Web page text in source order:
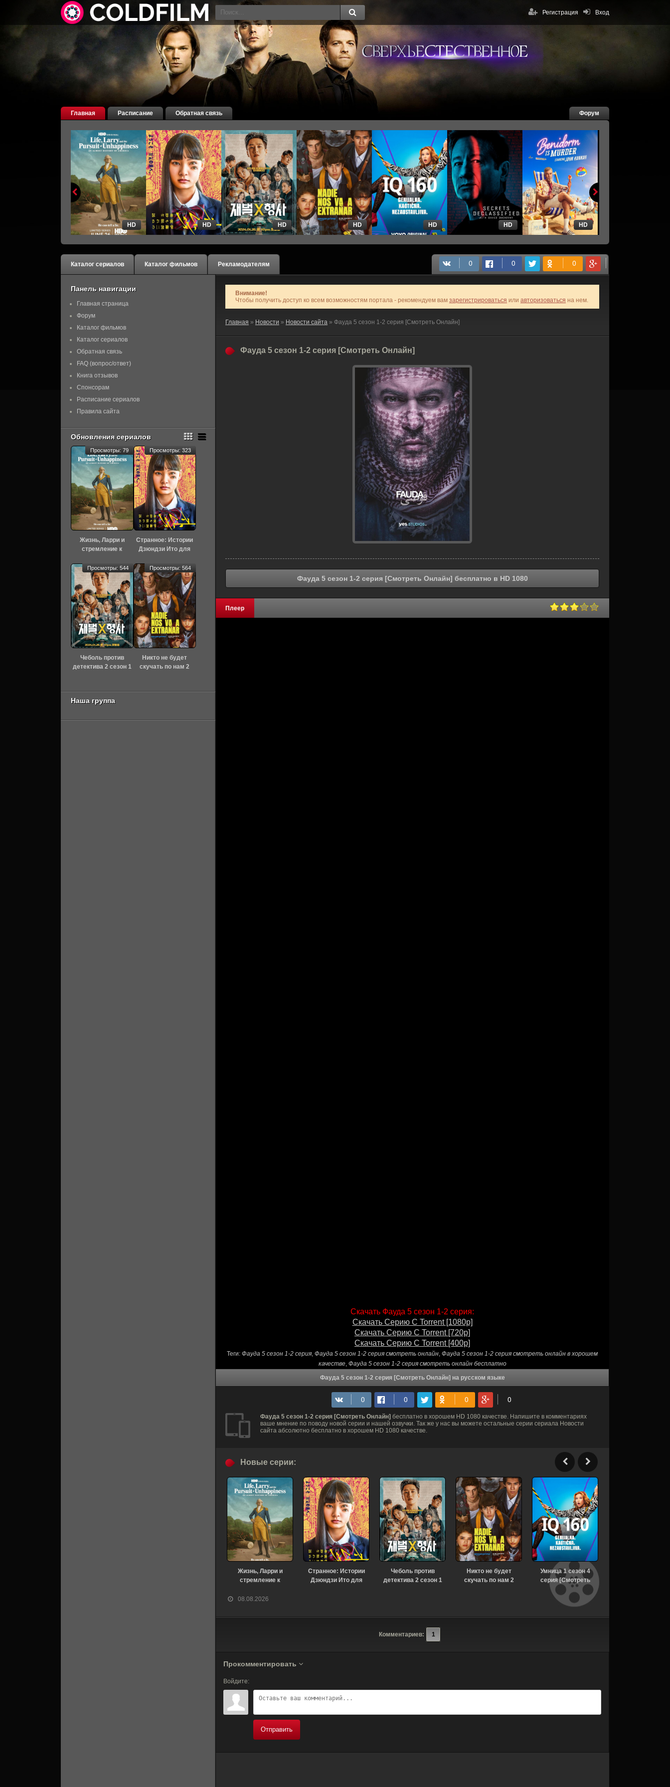
Вход
Регистрация
Главная Расписание Обратная связь Форум
HD HD HD HD HD HD HD
Каталог сериалов Каталог фильмов Рекламодателям
Внимание!
Чтобы получить доступ ко всем возможностям портала - рекомендуем вам зарегистрироваться или авторизоваться на нем.
Главная » Новости » Новости сайта » Фауда 5 сезон 1-2 серия [Смотреть Онлайн]
Фауда 5 сезон 1-2 серия [Смотреть Онлайн]
Фауда 5 сезон 1-2 серия [Смотреть Онлайн] бесплатно в HD 1080
Плеер
Скачать Фауда 5 сезон 1-2 серия:
Скачать Серию С Torrent [1080p]
Скачать Серию С Torrent [720p]
Скачать Серию С Torrent [400p]
Теги: Фауда 5 сезон 1-2 серия, Фауда 5 сезон 1-2 серия смотреть онлайн, Фауда 5 сезон 1-2 серия смотреть онлайн в хорошем
качестве, Фауда 5 сезон 1-2 серия смотреть онлайн бесплатно
Фауда 5 сезон 1-2 серия [Смотреть Онлайн] на русском языке
Фауда 5 сезон 1-2 серия [Смотреть Онлайн] бесплатно в хорошем HD 1080 качестве. Напишите в комментариях
ваше мнение по поводу новой серии и нашей озвучки. Так же у нас вы можете остальные серии сериала Новости
сайта абсолютно бесплатно в хорошем HD 1080 качестве.
08.08.2026
Новые серии:
Жизнь, Ларри и
стремление к
история Америки 1
[Смотреть Онлайн]
Странное: Истории
Дзюндзи Ито для
Чеболь против
детектива 2 сезон 1
Никто не будет
скучать по нам 2
Умница 1 сезон 4
серия [Смотреть
Онлайн]
Комментариев: 1
Прокомментировать
Войдите:
Отправить
Панель навигации
Главная страница
Форум
Каталог фильмов
Каталог сериалов
Обратная связь
FAQ (вопрос/ответ)
Книга отзывов
Спонсорам
Расписание сериалов
Правила сайта
Обновления сериалов
Жизнь, Ларри и
стремление к
история Америки 1
сезон 7 серия
[Смотреть Онлайн]
Просмотры: 79
Странное: Истории
Дзюндзи Ито для
сезон 6 серия
[Смотреть Онлайн]
Просмотры: 323
Чеболь против
детектива 2 сезон 1
Просмотры: 544
Никто не будет
скучать по нам 2
Просмотры: 564
Наша группа